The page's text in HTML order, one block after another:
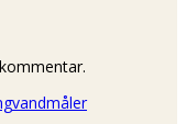
vandmåler